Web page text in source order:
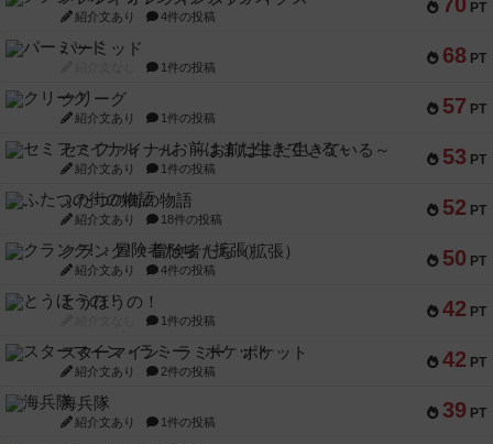
PT
紹介文あり 4件の投稿
68 PT
パーミッド
1件の投稿
57 PT
クリーグ
紹介文あり 1件の投稿
53 PT
セミファイナル ～お前はまだ生きている～
紹介文あり 1件の投稿
52 PT
ふたつの街の物語
紹介文あり 18件の投稿
50 PT
クランク! ：冒険者たち（拡張）
紹介文あり 4件の投稿
42 PT
とうほうの！
1件の投稿
42 PT
スターマイン・ラミー ポケット
紹介文あり 2件の投稿
39 PT
海兵隊
紹介文あり 1件の投稿